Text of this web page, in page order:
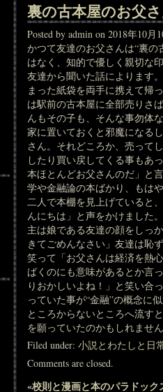
裏の古本屋のお父
Posted by admin on 2018年10月
かつて友達のお父さんは“裏
はなく、知的で優しく親切な
友達から聞いた話によります
まった紙袋を両手に携えて帰
は駅前の古本屋に全部売りさ
んもその子も、そんな事勿体
家に置いておくと邪魔になる
さん。それどころか、売って
したり買い戻してくる事もあ
本ほとんどお父さんのだ」と
学や金融論の本ばかり、もは
二人で本棚を見上げていると
んにちは」と声をかけました
主は娘である友達の顔をしっ
きてごめんなさい」友達は恥
笑って「お父さんは経済を熱
ばくのにも意味があるとか言
りおかしいよね！」と笑い合
っていた事が“金融”の概念に
ところからないところへ流す
を願っていたのかもしれません
Filed under:小説とわたしと日
Comments are closed.
«校則と漫画と本のパラドック